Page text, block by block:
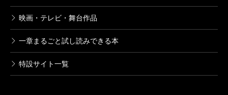
映画・テレビ・舞台作品
一章まるごと試し読みできる本
特設サイト一覧